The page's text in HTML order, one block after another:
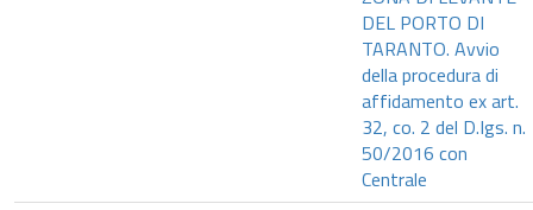
DEL PORTO DI
TARANTO. Avvio
della procedura di
affidamento ex art.
32, co. 2 del D.Igs. n.
50/2016 con
Centrale